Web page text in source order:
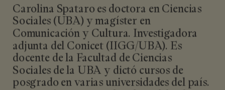
Carolina Spataro es doctora en Ciencias
Sociales (UBA) y magíster en
Comunicación y Cultura. Investigadora
adjunta del Conicet (IIGG/UBA). Es
docente de la Facultad de Ciencias
Sociales de la UBA y dictó cursos de
posgrado en varias universidades del país.